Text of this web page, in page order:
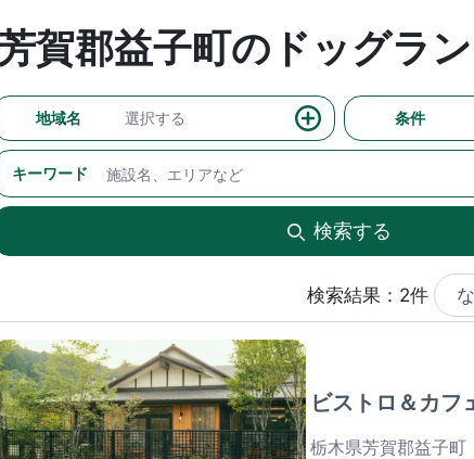
賀郡益子町のドッグラン
地域名 選択する 条件
キーワード
検索する
検索結果：2件
ビストロ＆カフ
栃木県芳賀郡益子町